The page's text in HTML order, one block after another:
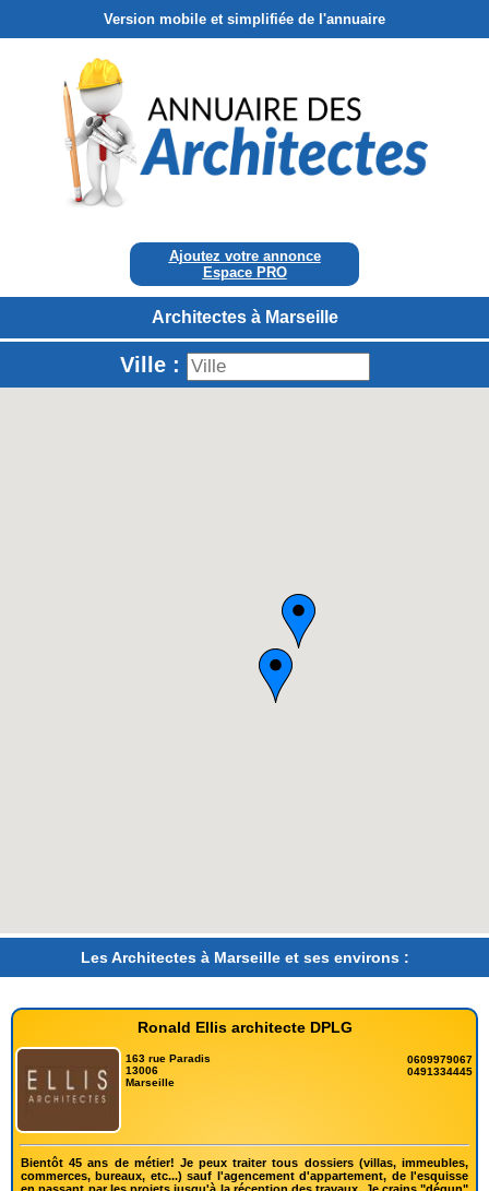
Version mobile et simplifiée de l'annuaire
Ajoutez votre annonce
Espace PRO
Architectes à Marseille
Ville :
Les Architectes à Marseille et ses environs :
Ronald Ellis architecte DPLG
163 rue Paradis
13006
Marseille
0609979067
0491334445
Bientôt 45 ans de métier! Je peux traiter tous dossiers (villas, immeubles,
commerces, bureaux, etc...) sauf l'agencement d'appartement, de l'esquisse